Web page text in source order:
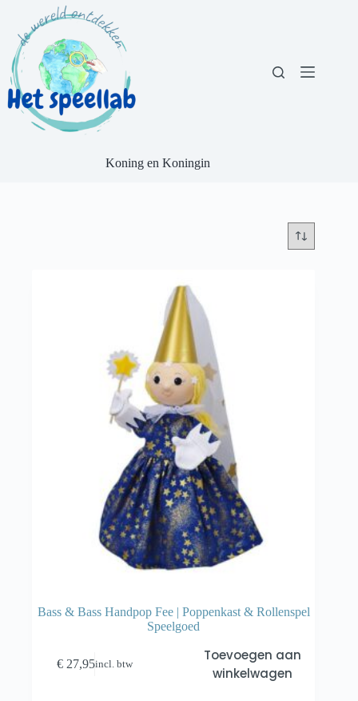
inhoud
Koning en Koningin
Bass & Bass Handpop Fee | Poppenkast & Rollenspel
Speelgoed
€ 27,95incl. btw
Toevoegen aan
winkelwagen